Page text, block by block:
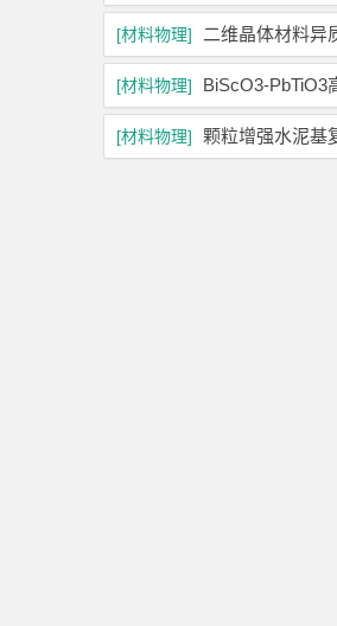
[材料物理] 二维晶体材料异
[材料物理] BiScO3-PbTiO3
[材料物理] 颗粒增强水泥基